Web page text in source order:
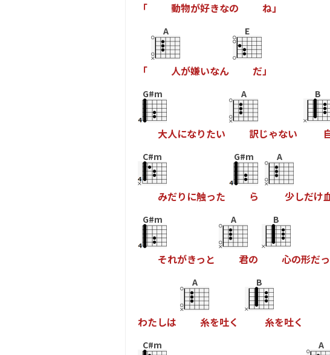
「 動物が好きなの ね」
「
A
人が嫌いなん
E
だ」
G#m
大人になりたい
A
訳じゃない
B
C#m
みだり に触った
G#m
ら
A
少しだけ
G#m
それがきっ と
A
君の
B
心の形だっ
わたしは
A
糸を吐く
B
糸を吐く
C#m A